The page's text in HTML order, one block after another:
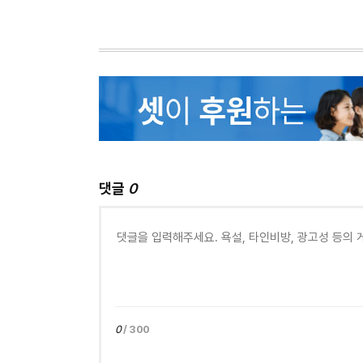
댓글 0
0/ 300